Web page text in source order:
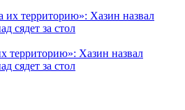
территорию»: Хазин назвал
сядет за стол